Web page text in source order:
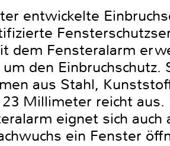
entwickelte
dem Fensteralarm
den
aus Stahl,
Millimeter reicht
eignet sich
ein Fenster